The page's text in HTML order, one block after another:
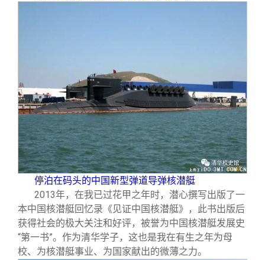
停泊在码头的中国新型弹道导弹核潜艇
2013年，在我已过花甲之年时，潜心撰写出版了一
本中国核潜艇回忆录《见证中国核潜艇》，此书出版后
获得社会的极大关注和好评，被誉为中国核潜艇发展史
“第一书”。作为清华学子，这也是我在有生之年为母
校、为核潜艇事业、为国家献出的微薄之力。